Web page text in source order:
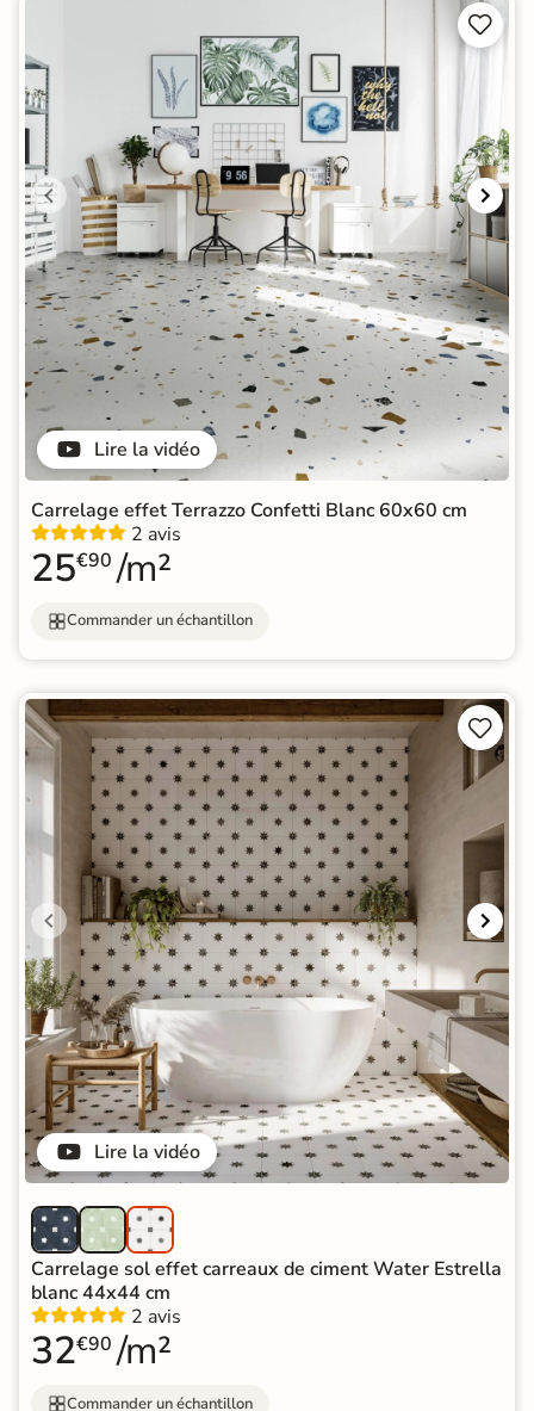
Lire la vidéo


Carrelage effet Terrazzo Confetti Blanc 60x60 cm
2 avis
25€90 /m²
Commander un échantillon
Lire la vidéo


Carrelage sol effet carreaux de ciment Water Estrella
blanc 44x44 cm
2 avis
32€90 /m²
Commander un échantillon